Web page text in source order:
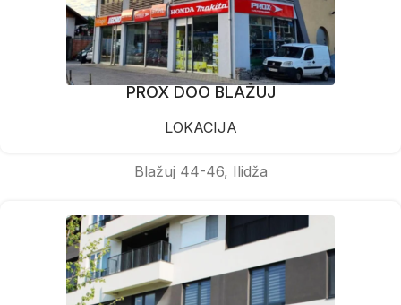
PROX DOO BLAŽUJ
LOKACIJA
Blažuj 44-46, Ilidža